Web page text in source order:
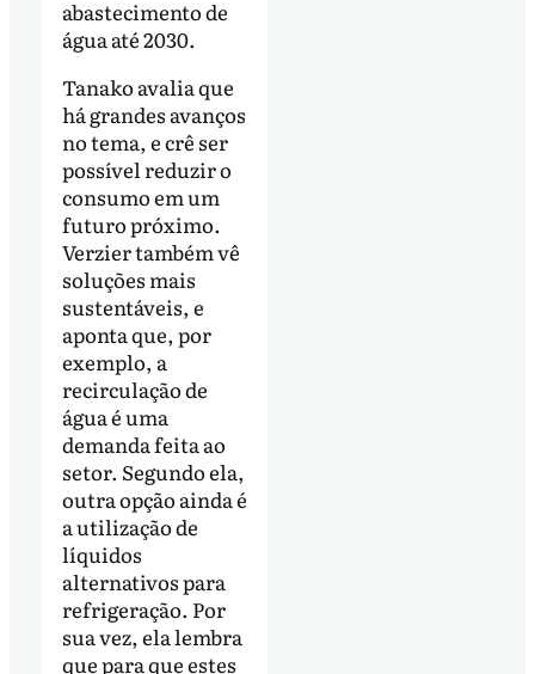
abastecimento de
água até 2030.
Tanako avalia que
há grandes avanços
no tema, e crê ser
possível reduzir o
consumo em um
futuro próximo.
Verzier também vê
soluções mais
sustentáveis, e
aponta que, por
exemplo, a
recirculação de
água é uma
demanda feita ao
setor. Segundo ela,
outra opção ainda é
a utilização de
líquidos
alternativos para
refrigeração. Por
sua vez, ela lembra
que para que estes